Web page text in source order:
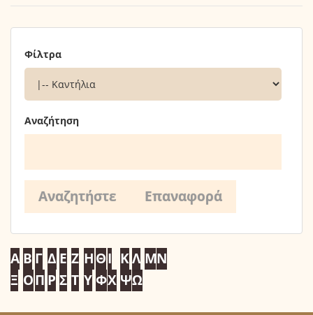
Φίλτρα
Αναζήτηση
Α Β Γ Δ Ε Ζ ΗΘΙ ΚΛ ΜΝ
Ξ ΟΠ Ρ Σ Τ Υ ΦΧ ΨΩ